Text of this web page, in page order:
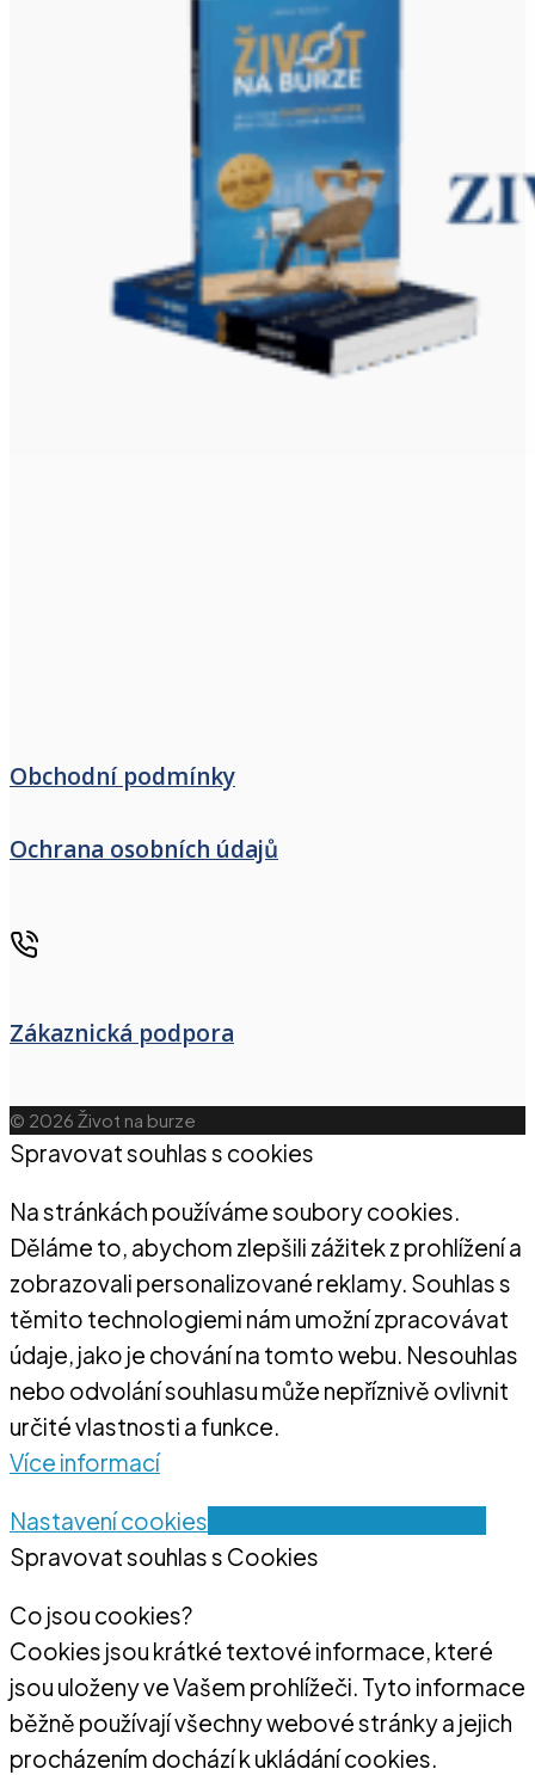
Obchodní podmínky
Ochrana osobních údajů
Zákaznická podpora
© 2026 Život na burze
Spravovat souhlas s cookies
Na stránkách používáme soubory cookies.
Děláme to, abychom zlepšili zážitek z prohlížení a
zobrazovali personalizované reklamy. Souhlas s
těmito technologiemi nám umožní zpracovávat
údaje, jako je chování na tomto webu. Nesouhlas
nebo odvolání souhlasu může nepříznivě ovlivnit
určité vlastnosti a funkce.
Více informací
Nastavení cookies
Spravovat souhlas s Cookies
Co jsou cookies?
Cookies jsou krátké textové informace, které
jsou uloženy ve Vašem prohlížeči. Tyto informace
běžně používají všechny webové stránky a jejich
procházením dochází k ukládání cookies.